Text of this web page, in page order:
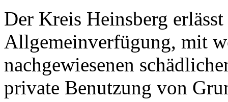
Der Kreis Heinsberg
Allgemeinverfügung, mit
nachgewiesenen
private Benutzung von